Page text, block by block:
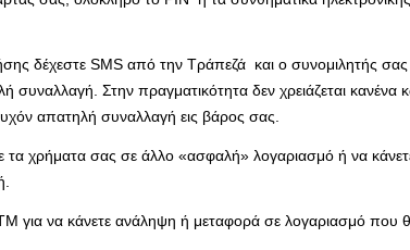
δέχεστε SMS από την Τράπεζά και ο συνομιλητής σας
συναλλαγή. Στην πραγματικότητα δεν χρειάζεται κανένα
απατηλή συναλλαγή εις βάρος σας.
τα χρήματα σας σε άλλο «ασφαλή» λογαριασμό ή να κάνετε
για να κάνετε ανάληψη ή μεταφορά σε λογαριασμό που